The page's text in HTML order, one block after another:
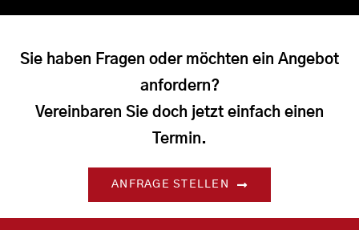
Sie haben Fragen oder möchten ein Angebot
anfordern?
Vereinbaren Sie doch jetzt einfach einen
Termin.
ANFRAGE STELLEN